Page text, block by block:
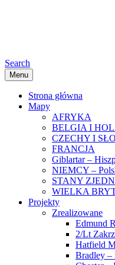
Search
Menu
Strona główna
Mapy
AFRYKA
BELGIA I
CZECHY I
FRANCJA
Giblartar –
NIEMCY –
STANY
WIELKA
Projekty
Zrealizowane
Edmund
2/Lt
Hatfield
Bradley –